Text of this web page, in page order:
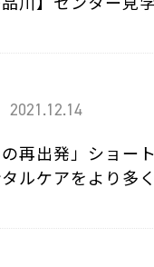
2021.12.14
の再出発」ショー
ルケアをより多